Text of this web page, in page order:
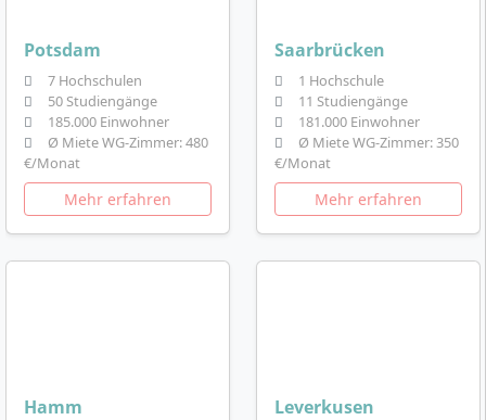
Potsdam
7 Hochschulen
50 Studiengänge
185.000 Einwohner
Ø Miete WG-Zimmer: 480
€/Monat
Mehr erfahren
Saarbrücken
1 Hochschule
11 Studiengänge
181.000 Einwohner
Ø Miete WG-Zimmer: 350
€/Monat
Mehr erfahren
Hamm Leverkusen